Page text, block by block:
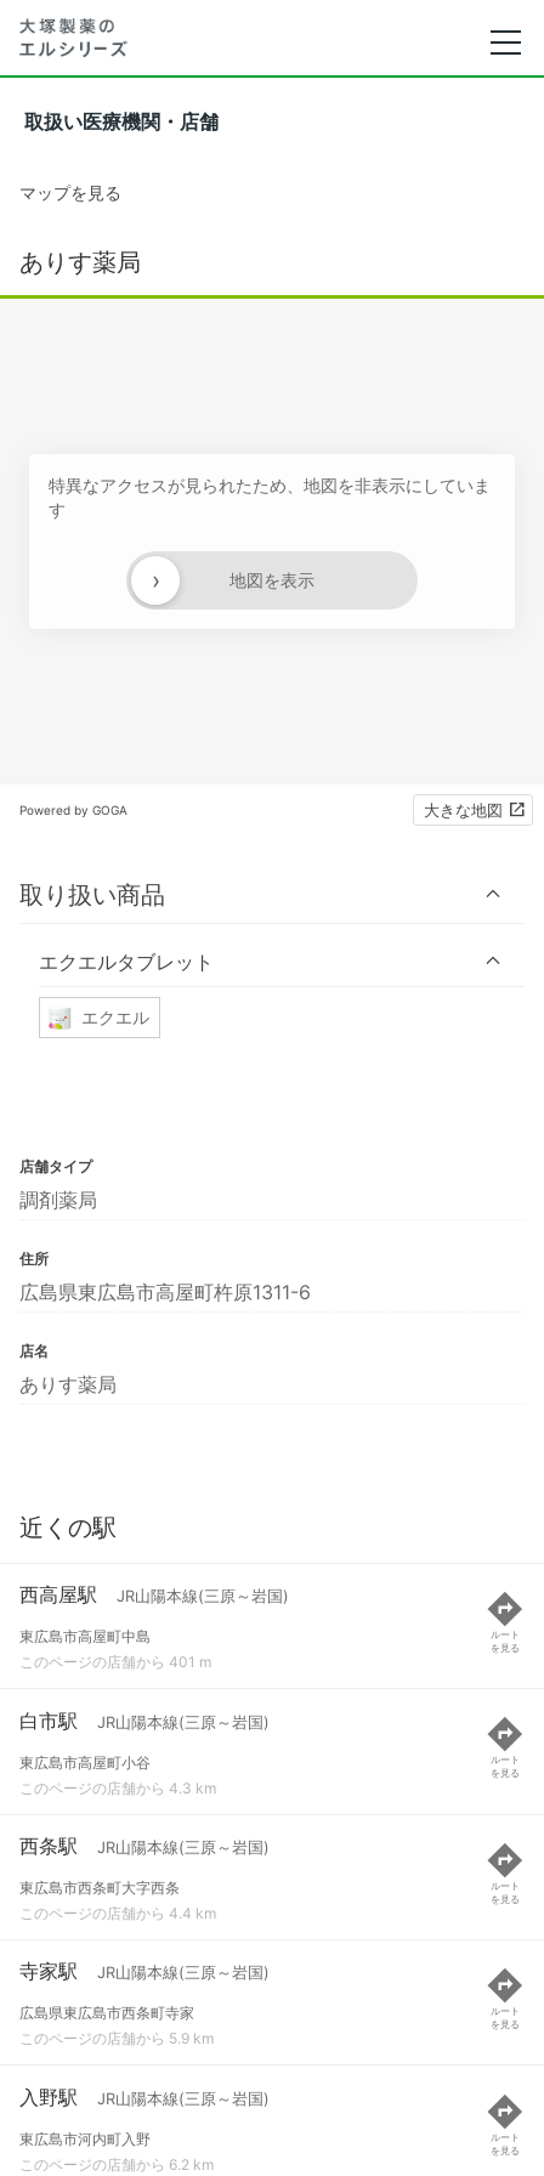
取扱い医療機関・店舗
マップを見る
ありす薬局
特異なアクセスが見られたため、地図を非表示にしていま
す
地図を表示
›
Powered by GOGA 大きな地図
取り扱い商品
エクエルタブレット
エクエル
店舗タイプ
調剤薬局
住所
広島県東広島市高屋町杵原1311-6
店名
ありす薬局
近くの駅
西高屋駅 JR山陽本線(三原～岩国)
東広島市高屋町中島
このページの店舗から 401 m
ルート
を見る
白市駅 JR山陽本線(三原～岩国)
東広島市高屋町小谷
このページの店舗から 4.3 km
ルート
を見る
西条駅 JR山陽本線(三原～岩国)
東広島市西条町大字西条
このページの店舗から 4.4 km
ルート
を見る
寺家駅 JR山陽本線(三原～岩国)
広島県東広島市西条町寺家
このページの店舗から 5.9 km
ルート
を見る
入野駅 JR山陽本線(三原～岩国)
東広島市河内町入野
このページの店舗から 6.2 km
ルート
を見る